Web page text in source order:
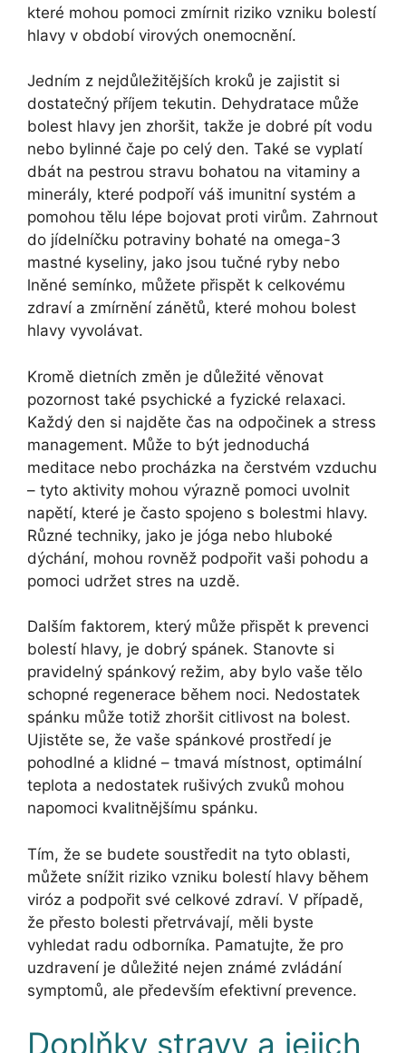
které mohou pomoci zmírnit riziko vzniku bolestí
hlavy v období virových onemocnění.
Jedním z nejdůležitějších kroků je zajistit si
dostatečný příjem tekutin. Dehydratace může
bolest hlavy jen zhoršit, takže je dobré pít vodu
nebo bylinné čaje po celý den. Také se vyplatí
dbát na pestrou stravu bohatou na vitaminy a
minerály, které podpoří váš imunitní systém a
pomohou tělu lépe bojovat proti virům. Zahrnout
do jídelníčku potraviny bohaté na omega-3
mastné kyseliny, jako jsou tučné ryby nebo
lněné semínko, můžete přispět k celkovému
zdraví a zmírnění zánětů, které mohou bolest
hlavy vyvolávat.
Kromě dietních změn je důležité věnovat
pozornost také psychické a fyzické relaxaci.
Každý den si najděte čas na odpočinek a stress
management. Může to být jednoduchá
meditace nebo procházka na čerstvém vzduchu
– tyto aktivity mohou výrazně pomoci uvolnit
napětí, které je často spojeno s bolestmi hlavy.
Různé techniky, jako je jóga nebo hluboké
dýchání, mohou rovněž podpořit vaši pohodu a
pomoci udržet stres na uzdě.
Dalším faktorem, který může přispět k prevenci
bolestí hlavy, je dobrý spánek. Stanovte si
pravidelný spánkový režim, aby bylo vaše tělo
schopné regenerace během noci. Nedostatek
spánku může totiž zhoršit citlivost na bolest.
Ujistěte se, že vaše spánkové prostředí je
pohodlné a klidné – tmavá místnost, optimální
teplota a nedostatek rušivých zvuků mohou
napomoci kvalitnějšímu spánku.
Tím, že se budete soustředit na tyto oblasti,
můžete snížit riziko vzniku bolestí hlavy během
viróz a podpořit své celkové zdraví. V případě,
že přesto bolesti přetrvávají, měli byste
vyhledat radu odborníka. Pamatujte, že pro
uzdravení je důležité nejen známé zvládání
symptomů, ale především efektivní prevence.
Doplňky stravy a jejich